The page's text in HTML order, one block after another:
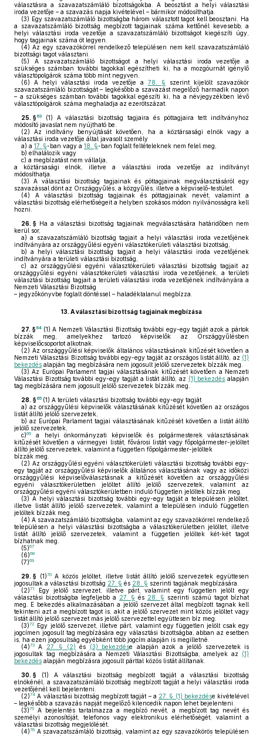
választásra a szavazatszámláló bizottságokba. A beosztást a helyi választási
iroda vezetője – a szavazás napja kivételével – bármikor módosíthatja.
(3) Egy szavazatszámláló bizottságba három választott tagot kell beosztani. Ha
a szavazatszámláló bizottság megbízott tagjainak száma kettőnél kevesebb, a
helyi választási iroda vezetője a szavazatszámláló bizottságot kiegészíti úgy,
hogy tagjainak száma öt legyen.
(4) Az egy szavazókörrel rendelkező településen nem kell szavazatszámláló
bizottsági tagot választani.
(5) A szavazatszámláló bizottságot a helyi választási iroda vezetője a
szükséges számban további tagokkal egészítheti ki, ha a mozgóurnát igénylő
választópolgárok száma több mint negyven.
(6) A helyi választási iroda vezetője a 78. § szerint kijelölt szavazókör
szavazatszámláló bizottságát – legkésőbb a szavazást megelőző harmadik napon
– a szükséges számban további tagokkal egészíti ki, ha a névjegyzékben lévő
választópolgárok száma meghaladja az ezerötszázat.
25. §63 (1) A választási bizottság tagjaira és póttagjaira tett indítványhoz
módosító javaslat nem nyújtható be.
(2) Az indítvány benyújtását követően, ha a köztársasági elnök vagy a
választási iroda vezetője által javasolt személy
a) a 17. §-ban vagy a 18. §-ban foglalt feltételeknek nem felel meg,
b) elhalálozik vagy
c) a megbízatást nem vállalja,
a köztársasági elnök, illetve a választási iroda vezetője az indítványt
módosíthatja.
(3) A választási bizottság tagjainak és póttagjainak megválasztásáról egy
szavazással dönt az Országgyűlés, a közgyűlés, illetve a képviselő-testület.
(4) A választási bizottság tagjainak és póttagjainak nevét, valamint a
választási bizottság elérhetőségeit a helyben szokásos módon nyilvánosságra kell
hozni.
26. § Ha a választási bizottság tagjainak megválasztására határidőben nem
kerül sor,
a) a szavazatszámláló bizottság tagjait a helyi választási iroda vezetőjének
indítványára az országgyűlési egyéni választókerületi választási bizottság,
b) a helyi választási bizottság tagjait a helyi választási iroda vezetőjének
indítványára a területi választási bizottság,
c) az országgyűlési egyéni választókerületi választási bizottság tagjait az
országgyűlési egyéni választókerületi választási iroda vezetőjének, a területi
választási bizottság tagjait a területi választási iroda vezetőjének indítványára a
Nemzeti Választási Bizottság
– jegyzőkönyvbe foglalt döntéssel – haladéktalanul megbízza.
13. A választási bizottság tagjainak megbízása
27. §64 (1) A Nemzeti Választási Bizottság további egy-egy tagját azok a pártok
bízzák meg, amelyekhez tartozó képviselők az Országgyűlésben
képviselőcsoportot alkotnak.
(2) Az országgyűlési képviselők általános választásának kitűzését követően a
Nemzeti Választási Bizottság további egy-egy tagját az országos listát állító, az (1)
bekezdés alapján tag megbízására nem jogosult jelölő szervezetek bízzák meg.
(3) Az Európai Parlament tagjai választásának kitűzését követően a Nemzeti
Választási Bizottság további egy-egy tagját a listát állító, az (1) bekezdés alapján
tag megbízására nem jogosult jelölő szervezetek bízzák meg.
28. §65 (1) A területi választási bizottság további egy-egy tagját
a) az országgyűlési képviselők választásának kitűzését követően az országos
listát állító jelölő szervezetek,
b) az Európai Parlament tagjai választásának kitűzését követően a listát állító
jelölő szervezetek,
c)66
a helyi önkormányzati képviselők és polgármesterek választásának
kitűzését követően a vármegyei listát, fővárosi listát vagy főpolgármester-jelöltet
állító jelölő szervezetek, valamint a független főpolgármester-jelöltek
bízzák meg.
(2) Az országgyűlési egyéni választókerületi választási bizottság további egy-
egy tagját az országgyűlési képviselők általános választásának vagy az időközi
országgyűlési képviselőválasztásnak a kitűzését követően az országgyűlési
egyéni választókerületben jelöltet állító jelölő szervezetek, valamint az
országgyűlési egyéni választókerületben induló független jelöltek bízzák meg.
(3) A helyi választási bizottság további egy-egy tagját a településen jelöltet,
illetve listát állító jelölő szervezetek, valamint a településen induló független
jelöltek bízzák meg.
(4) A szavazatszámláló bizottságba, valamint az egy szavazókörrel rendelkező
településen a helyi választási bizottságba a választókerületben jelöltet, illetve
listát állító jelölő szervezetek, valamint a független jelöltek két-két tagot
bízhatnak meg.
(5)67
(6)68
(7)69
29. § (1)70A közös jelöltet, illetve listát állító jelölő szervezetek együttesen
jogosultak a választási bizottság 27. § és 28. § szerinti tagjának megbízására.
(2)71
Egy jelölő szervezet, illetve párt, valamint egy független jelölt egy
választási bizottságba legfeljebb a 27. § és 28. § szerinti számú tagot bízhat
meg. E bekezdés alkalmazásában a jelölő szervezet által megbízott tagnak kell
tekinteni azt a megbízott tagot is, akit a jelölő szervezet mint közös jelöltet vagy
listát állító jelölő szervezet más jelölő szervezettel együttesen bíz meg.
(3)72
Egy jelölő szervezet, illetve párt, valamint egy független jelölt csak egy
jogcímen jogosult tag megbízására egy választási bizottságba, abban az esetben
is, ha ezen jogosultság egyébként több jogcím alapján is megilletné.
(4)73 A 27. § (2) és (3) bekezdése alapján azok a jelölő szervezetek is
jogosultak tag megbízására a Nemzeti Választási Bizottságba, amelyek az (1)
bekezdés alapján megbízásra jogosult párttal közös listát állítanak.
30. § (1) A választási bizottság megbízott tagját a választási bizottság
elnökénél, a szavazatszámláló bizottság megbízott tagját a helyi választási iroda
vezetőjénél kell bejelenteni.
(2)74 A választási bizottság megbízott tagját – a 27. § (1) bekezdése kivételével
– legkésőbb a szavazás napját megelőző kilencedik napon lehet bejelenteni.
(3)75
A bejelentés tartalmazza a megbízó nevét, a megbízott tag nevét és
személyi azonosítóját, telefonos vagy elektronikus elérhetőségét, valamint a
választási bizottság megjelölését.
(4)76 A szavazatszámláló bizottság, valamint az egy szavazókörös településen